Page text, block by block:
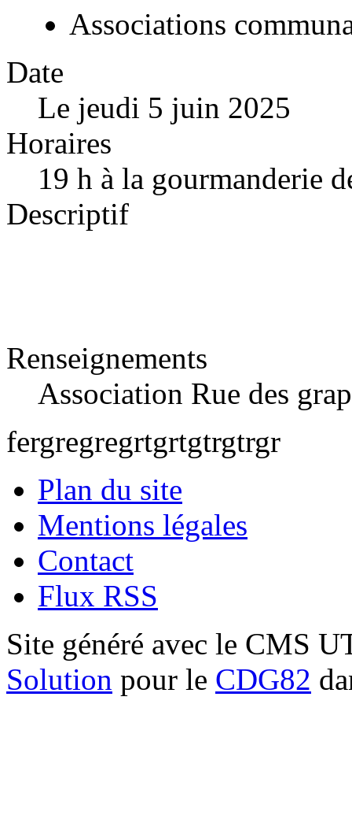
Associations
Date
Le jeudi 5 juin 2025
Horaires
19 h à la gourmanderie
Descriptif
Renseignements
Association Rue des
fergregregrtgrtgtrgtrgr
Plan du site
Mentions légales
Contact
Flux RSS
Site généré avec le CMS
Solution pour le CDG82